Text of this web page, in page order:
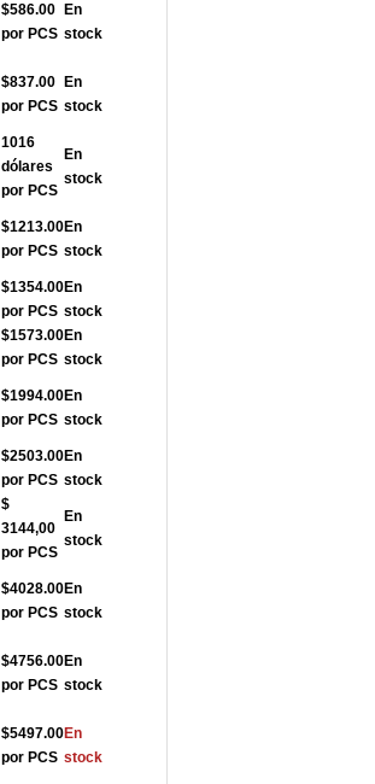
$586.00
por PCS
En
stock
$837.00
por PCS
En
stock
1016
dólares
por PCS
En
stock
$1213.00
por PCS
En
stock
$1354.00
por PCS
En
stock
$1573.00
por PCS
En
stock
$1994.00
por PCS
En
stock
$2503.00
por PCS
En
stock
$
3144,00
por PCS
En
stock
$4028.00
por PCS
En
stock
$4756.00
por PCS
En
stock
$5497.00
por PCS
En
stock